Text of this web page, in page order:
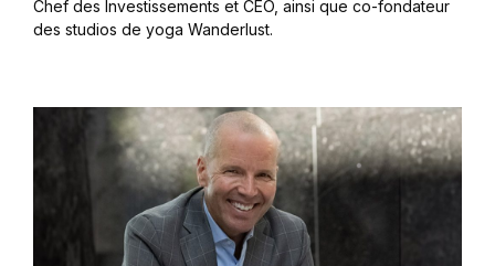
Chef des Investissements et CEO, ainsi que co-fondateur
des studios de yoga Wanderlust.